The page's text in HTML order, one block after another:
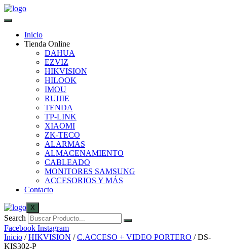
Inicio
Tienda Online
DAHUA
EZVIZ
HIKVISION
HILOOK
IMOU
RUIJIE
TENDA
TP-LINK
XIAOMI
ZK-TECO
ALARMAS
ALMACENAMIENTO
CABLEADO
MONITORES SAMSUNG
ACCESORIOS Y MÁS
Contacto
X
Search
Facebook Instagram
Inicio /HIKVISION /C.ACCESO + VIDEO PORTERO / DS-
KIS302-P